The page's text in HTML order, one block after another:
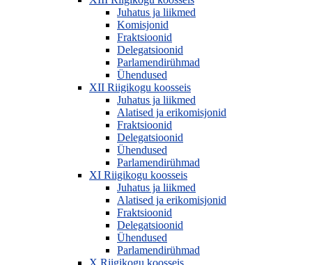
Juhatus ja liikmed
Komisjonid
Fraktsioonid
Delegatsioonid
Parlamendirühmad
Ühendused
XII Riigikogu koosseis
Juhatus ja liikmed
Alatised ja erikomisjonid
Fraktsioonid
Delegatsioonid
Ühendused
Parlamendirühmad
XI Riigikogu koosseis
Juhatus ja liikmed
Alatised ja erikomisjonid
Fraktsioonid
Delegatsioonid
Ühendused
Parlamendirühmad
X Riigikogu koosseis